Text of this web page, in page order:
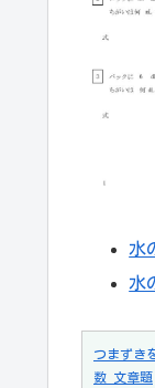
水
水
つまずき
数 文章題